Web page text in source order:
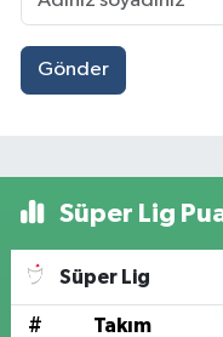
Gönder
Süper Lig
Süper Lig
# Takım